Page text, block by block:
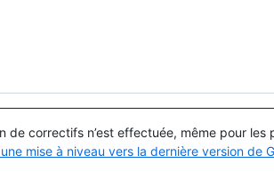
de correctifs n’est effectuée, même pour les
mise à niveau vers la dernière version de